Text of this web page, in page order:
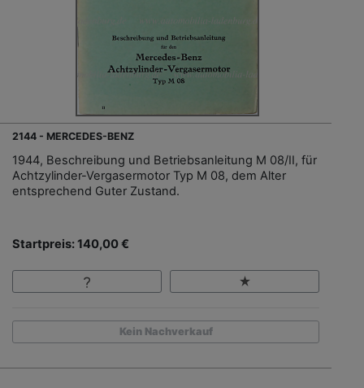
2144 - MERCEDES-BENZ
1944, Beschreibung und Betriebsanleitung M 08/II, für
Achtzylinder-Vergasermotor Typ M 08, dem Alter
entsprechend Guter Zustand.
Startpreis: 140,00 €
Kein Nachverkauf